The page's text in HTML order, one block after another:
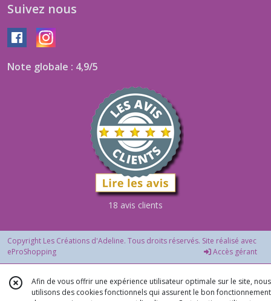
Suivez nous
Note globale : 4,9/5
18 avis clients
Copyright Les Créations d'Adeline. Tous droits réservés. Site réalisé avec
eProShopping
Accès gérant
Afin de vous offrir une expérience utilisateur optimale sur le site, nous
utilisons des cookies fonctionnels qui assurent le bon fonctionnement